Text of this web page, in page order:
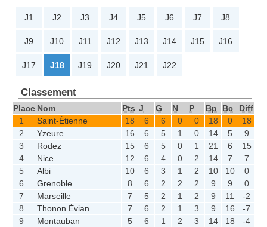
J1 J2 J3 J4 J5 J6 J7 J8
J9 J10 J11 J12 J13 J14 J15 J16
J17 J18 J19 J20 J21 J22
Classement
Place Nom Pts J G N P Bp Bc
Diff
1
Saint-Étienne 18 6 6 0 0 18 0
18
2
Yzeure 16 6 5 1 0 14 5
9
3
Rodez 15 6 5 0 1 21 6
15
4
Nice 12 6 4 0 2 14 7
7
5
Albi 10 6 3 1 2 10 10
0
6
Grenoble 8 6 2 2 2 9 9
0
7
Marseille 7 5 2 1 2 9 11
-2
8
Thonon Évian 7 6 2 1 3 9 16
-7
9
Montauban 5 6 1 2 3 14 18
-4